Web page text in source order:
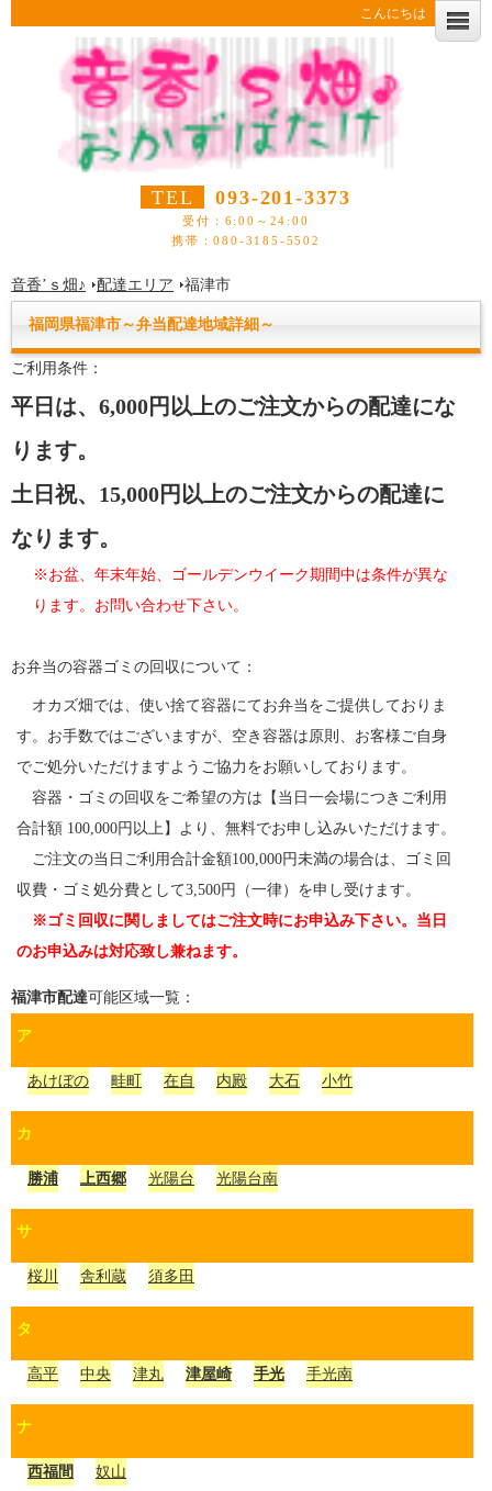
こんにちは
TEL 093-201-3373
受付：6:00～24:00
携帯：080-3185-5502
音香’ｓ畑♪ 配達エリア 福津市
福岡県福津市～弁当配達地域詳細～
ご利用条件：
平日は、6,000円以上のご注文からの配達にな
ります。
土日祝、15,000円以上のご注文からの配達に
なります。
※お盆、年末年始、ゴールデンウイーク期間中は条件が異な
ります。お問い合わせ下さい。
お弁当の容器ゴミの回収について：
オカズ畑では、使い捨て容器にてお弁当をご提供しておりま
す。お手数ではございますが、空き容器は原則、お客様ご自身
でご処分いただけますようご協力をお願いしております。
容器・ゴミの回収をご希望の方は【当日一会場につきご利用
合計額 100,000円以上】より、無料でお申し込みいただけます。
ご注文の当日ご利用合計金額100,000円未満の場合は、ゴミ回
収費・ゴミ処分費として3,500円（一律）を申し受けます。
※ゴミ回収に関しましてはご注文時にお申込み下さい。当日
のお申込みは対応致し兼ねます。
福津市配達可能区域一覧：
ア
あけぼの 畦町 在自 内殿 大石 小竹
カ
勝浦 上西郷 光陽台 光陽台南
サ
桜川 舎利蔵 須多田
タ
高平 中央 津丸 津屋崎 手光 手光南
ナ
西福間 奴山